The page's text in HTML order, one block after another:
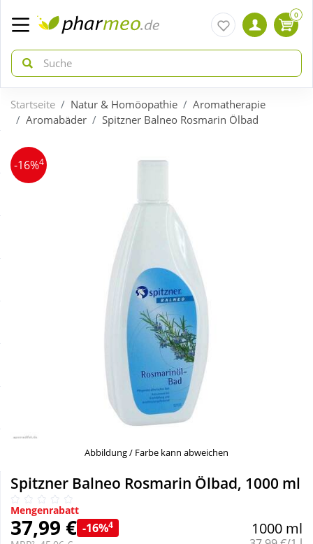
zurück
ÜBERSICHT AKTIONEN
Täglich gut versorgt
zurück
ÜBERSICHT KATEGORIEN
Körperpflege & Kosmetik
Nahrungsergänzung
Natur & Homöopathie
Sanitätshaus
0
Startseite Natur & Homöopathie
Aromatherapie
Aromabäder
Spitzner Balneo Rosmarin Ölbad
-16%4
Abbildung / Farbe kann abweichen
Spitzner Balneo Rosmarin Ölbad, 1000 ml
Mengenrabatt
37,99 € -16%4 1000 ml